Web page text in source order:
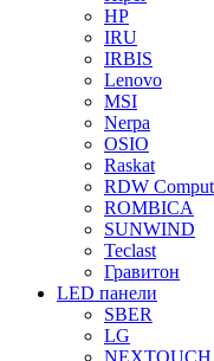
HP
IRU
IRBIS
Lenovo
MSI
Nerpa
OSIO
Raskat
RDW
ROMBICA
SUNWIND
Teclast
Гравитон
LED панели
SBER
LG